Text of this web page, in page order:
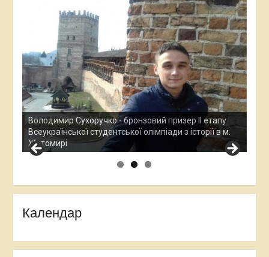
Остап Кардаш - бронзовий призер ІІ етапу
Всеукраїнської студентської олімпади з історії в м.
Житомирі
Календар